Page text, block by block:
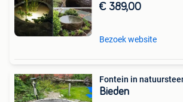
€ 389,00
Bezoek website
Fontein in
Bieden